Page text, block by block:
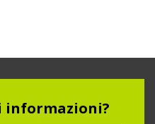
informazioni?